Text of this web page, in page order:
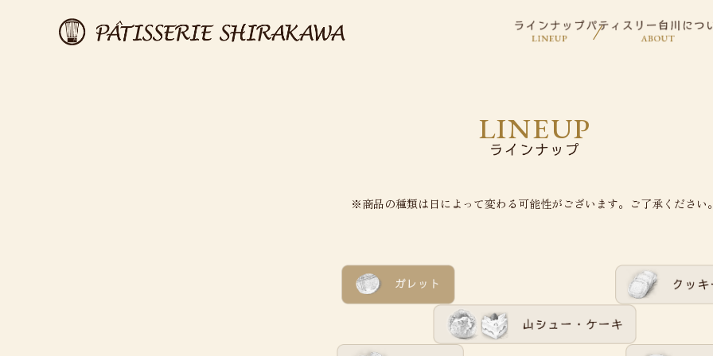
LINEUP
※商品の種類は日によって変わる可能性がございます。ご了承ください